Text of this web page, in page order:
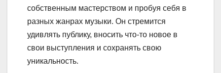
собственным мастерством и пробуя себя в
разных жанрах музыки. Он стремится
удивлять публику, вносить что-то новое в
свои выступления и сохранять свою
уникальность.